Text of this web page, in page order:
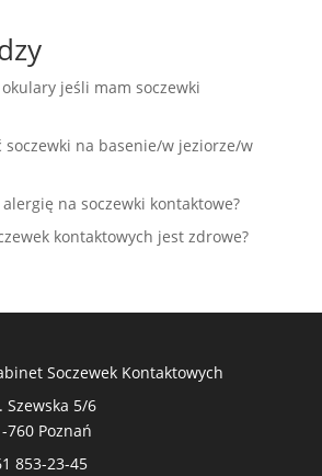
jeśli mam soczewki
soczewki na basenie/w jeziorze/w
na soczewki kontaktowe?
kontaktowych jest zdrowe?
Soczewek Kontaktowych
Szewska 5/6
760 Poznań
853-23-45